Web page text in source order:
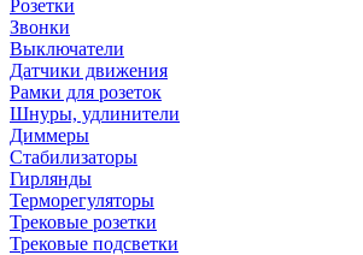
Розетки
Звонки
Выключатели
Датчики движения
Рамки для розеток
Шнуры, удлинители
Диммеры
Стабилизаторы
Гирлянды
Терморегуляторы
Трековые розетки
Трековые подсветки